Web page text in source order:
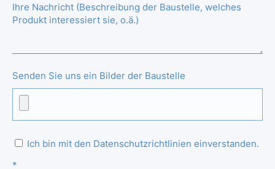
Ihre Nachricht (Beschreibung der Baustelle, welches
Produkt interessiert sie, o.ä.)
Senden Sie uns ein Bilder der Baustelle
Ich bin mit den Datenschutzrichtlinien einverstanden.
*